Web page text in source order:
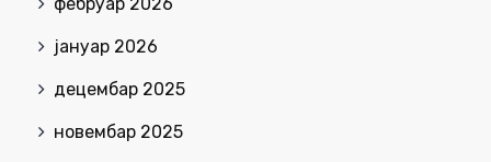
јануар 2026
децембар 2025
новембар 2025